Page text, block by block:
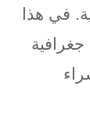
في هذا